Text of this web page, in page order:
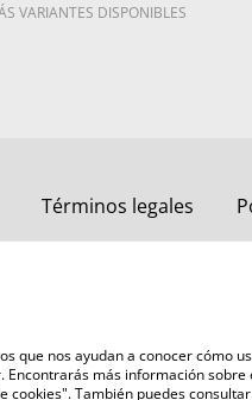
VARIANTES DISPONIBLES
Términos legales
que nos ayudan a conocer cómo
más información sobre
cookies". También puedes